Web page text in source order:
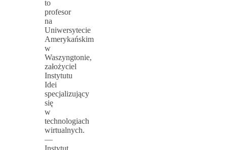
to
profesor
na
Uniwersytecie
Amerykańskim
w
Waszyngtonie,
założyciel
Instytutu
Idei
specjalizujący
się
w
technologiach
wirtualnych.
—
Instytut